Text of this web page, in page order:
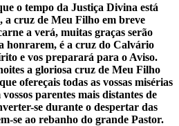
o tempo da Justiça Divina está
a cruz de Meu Filho em breve
a verá, muitas graças serão
honrarem, é a cruz do Calvário
e vos preparará para o Aviso.
a gloriosa cruz de Meu Filho
ofereçais todas as vossas misérias
parentes mais distantes de
se durante o despertar das
se ao rebanho do grande Pastor.